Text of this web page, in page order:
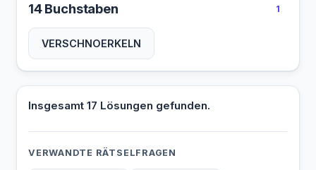
14 Buchstaben 1
VERSCHNOERKELN
Insgesamt 17 Lösungen gefunden.
VERWANDTE RÄTSELFRAGEN